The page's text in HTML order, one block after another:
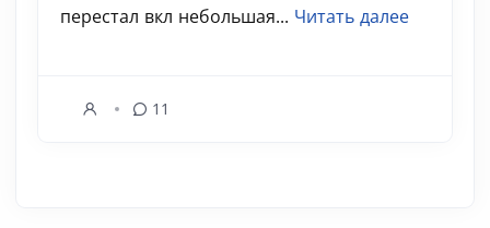
перестал вкл небольшая... Читать далее
11